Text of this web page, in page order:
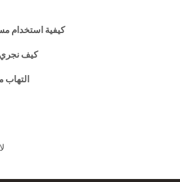
كيفية استخدام
كيف نجري
التهاب